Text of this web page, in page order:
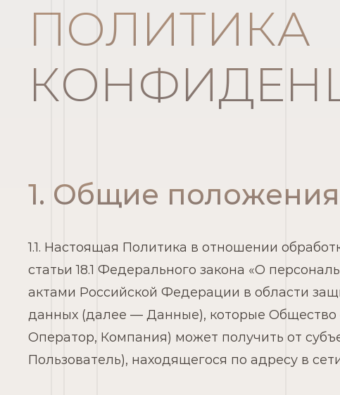
ЛАБОРАТОРИЯ КРАСОТЫ НА КУТУЗОВА 36 © 2026
ПОЛИТИКА
1. Общие положения
1.1. Настоящая Политика в отношении
статьи 18.1 Федерального закона «О
актами Российской Федерации в области
данных (далее — Данные), которые Общество
Оператор, Компания) может получить от
Пользователь), находящегося по адресу в